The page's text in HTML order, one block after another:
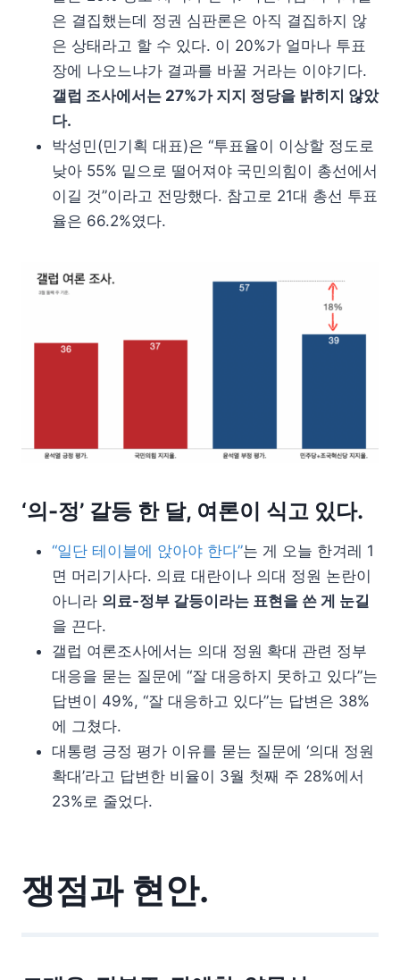
은 결집했는데 정권 심판론은 아직 결집하지 않
은 상태라고 할 수 있다. 이 20%가 얼마나 투표
장에 나오느냐가 결과를 바꿀 거라는 이야기다.
갤럽 조사에서는 27%가 지지 정당을 밝히지 않았
다.
박성민(민기획 대표)은 “투표율이 이상할 정도로
낮아 55% 밑으로 떨어져야 국민의힘이 총선에서
이길 것”이라고 전망했다. 참고로 21대 총선 투표
율은 66.2%였다.
‘의-정’ 갈등 한 달, 여론이 식고 있다.
“일단 테이블에 앉아야 한다”는 게 오늘 한겨레 1
면 머리기사다. 의료 대란이나 의대 정원 논란이
아니라 의료-정부 갈등이라는 표현을 쓴 게 눈길
을 끈다.
갤럽 여론조사에서는 의대 정원 확대 관련 정부
대응을 묻는 질문에 “잘 대응하지 못하고 있다”는
답변이 49%, “잘 대응하고 있다”는 답변은 38%
에 그쳤다.
대통령 긍정 평가 이유를 묻는 질문에 ‘의대 정원
확대’라고 답변한 비율이 3월 첫째 주 28%에서
23%로 줄었다.
쟁점과 현안.